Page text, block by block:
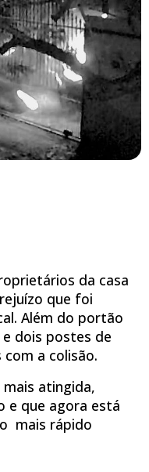
da casa
que foi
Além do portão
dois postes de
a colisão.
mais atingida,
e que agora está
mais rápido